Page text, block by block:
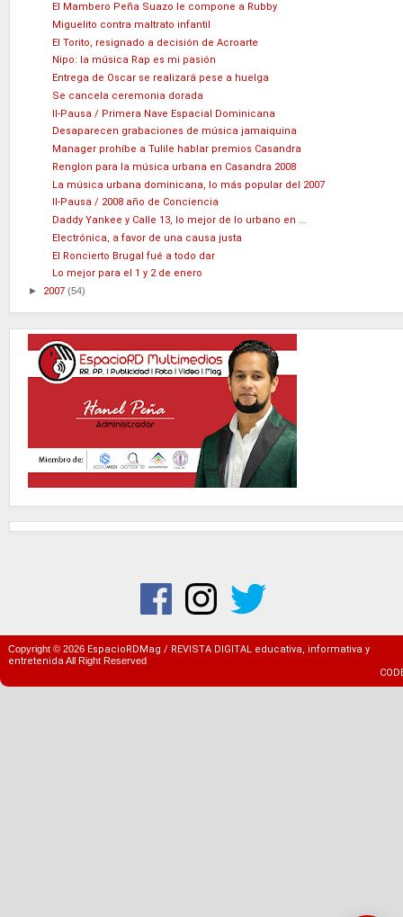
El Mambero Peña Suazo le compone a Rubby
Miguelito contra maltrato infantil
El Torito, resignado a decisión de Acroarte
Nipo: la música Rap es mi pasión
Entrega de Oscar se realizará pese a huelga
Se cancela ceremonia dorada
II-Pausa / Primera Nave Espacial Dominicana
Desaparecen grabaciones de música jamaiquina
Manager prohíbe a Tulile hablar premios Casandra
Renglon para la música urbana en Casandra 2008
La música urbana dominicana, lo más popular del 2007
II-Pausa / 2008 año de Conciencia
Daddy Yankee y Calle 13, lo mejor de lo urbano en ...
Electrónica, a favor de una causa justa
El Roncierto Brugal fué a todo dar
Lo mejor para el 1 y 2 de enero
► 2007 (54)
Copyright © 2026 EspacioRDMag / REVISTA DIGITAL educativa, informativa y
entretenidaAll Right Reserved